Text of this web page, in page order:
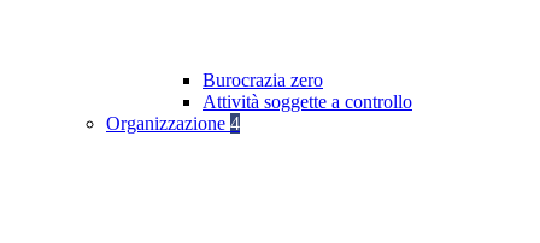
Burocrazia zero
Attività soggette a controllo
Organizzazione 4